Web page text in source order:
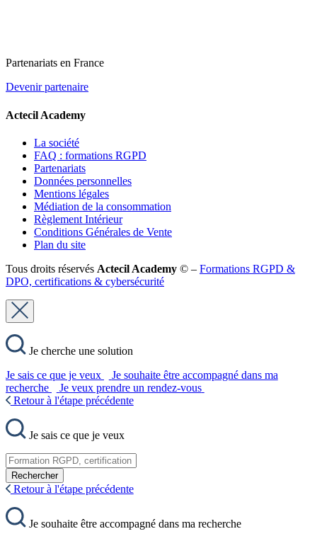
Partenariats en France
Devenir partenaire
Actecil Academy
La société
FAQ : formations RGPD
Partenariats
Données personnelles
Mentions légales
Médiation de la consommation
Règlement Intérieur
Conditions Générales de Vente
Plan du site
Tous droits réservés Actecil Academy © – Formations RGPD &
DPO, certifications & cybersécurité
Je cherche une solution
Je sais ce que je veux
Je souhaite être accompagné dans ma
recherche
Je veux prendre un rendez-vous
Retour à l'étape précédente
Je sais ce que je veux
Rechercher
Retour à l'étape précédente
Je souhaite être accompagné dans ma recherche